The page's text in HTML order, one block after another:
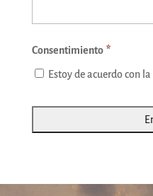
Consentimiento *
Estoy de acuerdo con la